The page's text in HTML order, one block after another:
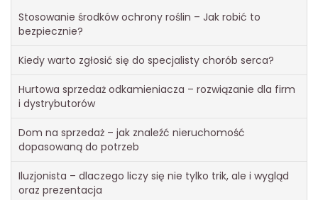
Stosowanie środków ochrony roślin – Jak robić to
bezpiecznie?
Kiedy warto zgłosić się do specjalisty chorób serca?
Hurtowa sprzedaż odkamieniacza – rozwiązanie dla firm
i dystrybutorów
Dom na sprzedaż – jak znaleźć nieruchomość
dopasowaną do potrzeb
Iluzjonista – dlaczego liczy się nie tylko trik, ale i wygląd
oraz prezentacja